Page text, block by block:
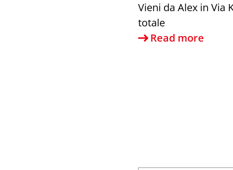
Vieni da Alex in Via
totale
Read more